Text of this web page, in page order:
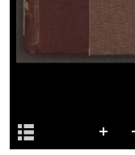
Digidwyd y cynnwys
Llyfrgell